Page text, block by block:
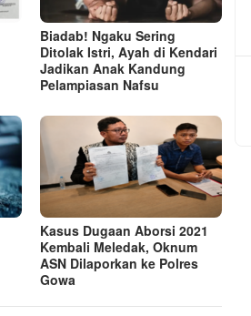
Biadab! Ngaku Sering
Ditolak Istri, Ayah di Kendari
Jadikan Anak Kandung
Pelampiasan Nafsu
Kasus Dugaan Aborsi 2021
Kembali Meledak, Oknum
ASN Dilaporkan ke Polres
Gowa